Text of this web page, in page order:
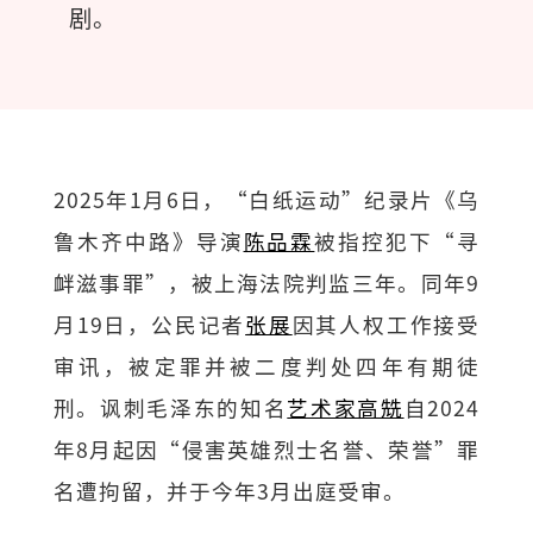
剧。
2025年1⽉6日，“白纸运动”纪录片《乌
鲁木齐中路》导演陈品霖被指控犯下“寻
衅滋事罪”，被上海法院判监三年。同年9
⽉19日，公民记者张展因其⼈权⼯作接受
审讯，被定罪并被二度判处四年有期徒
刑。讽刺毛泽东的知名 艺术家⾼兟⾃2024
年8⽉起因“侵害英雄烈士名誉、荣誉”罪
名遭拘留，并于今年3月出庭受审。